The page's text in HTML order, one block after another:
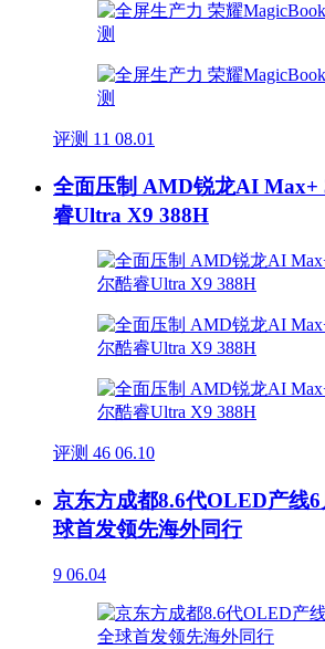
评测 11 08.01
全面压制 AMD锐龙AI Max+
睿Ultra X9 388H
评测 46 06.10
京东方成都8.6代OLED产线
球首发领先海外同行
9 06.04